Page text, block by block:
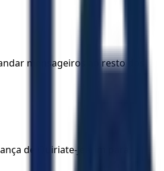
mensageiros ao resto dos
de Quiriate-Jearim para